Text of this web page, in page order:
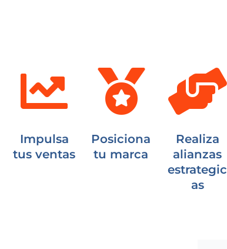
Impulsa
tus ventas
Posiciona
tu marca
Realiza
alianzas
estrategic
as